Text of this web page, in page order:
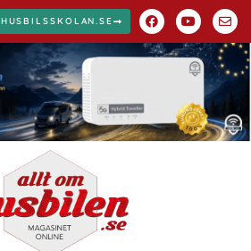
HUSBILSSKOLAN.SE